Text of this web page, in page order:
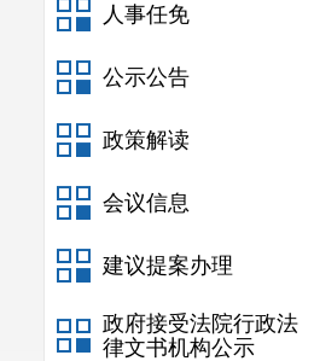
人事任免
公示公告
政策解读
会议信息
建议提案办理
政府接受法院行政法
律文书机构公示